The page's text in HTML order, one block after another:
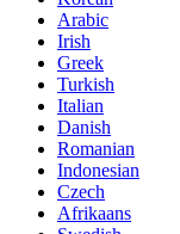
Arabic
Irish
Greek
Turkish
Italian
Danish
Romanian
Indonesian
Czech
Afrikaans